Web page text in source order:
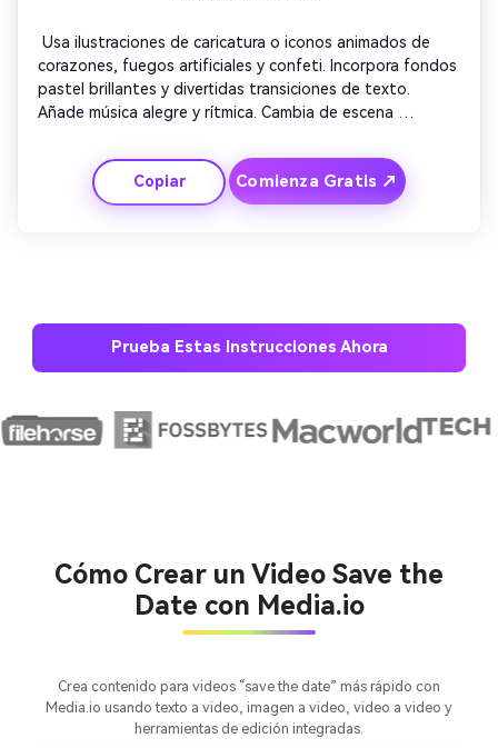
Usa ilustraciones de caricatura o iconos animados de
corazones, fuegos artificiales y confeti. Incorpora fondos
pastel brillantes y divertidas transiciones de texto.
Añade música alegre y rítmica. Cambia de escena
parejas que buscan un estilo de “save the date” enérgico
Copiar Comienza Gratis ↗
Prueba Estas Instrucciones Ahora
Cómo Crear un Video Save the
Date con Media.io
Crea contenido para videos “save the date” más rápido con
Media.io usando texto a video, imagen a video, video a video y
herramientas de edición integradas.
Crea imágenes IA
ilimitadas. 100 %